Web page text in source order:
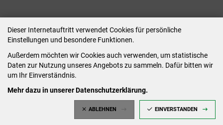
Dieser Internetauftritt verwendet Cookies für persönliche
Einstellungen und besondere Funktionen.
Außerdem möchten wir Cookies auch verwenden, um statistische
Daten zur Nutzung unseres Angebots zu sammeln. Dafür bitten wir
um Ihr Einverständnis.
Mehr dazu in unserer Datenschutzerklärung.
ABLEHNEN EINVERSTANDEN
Montag: 09:00-12:00 /14:00-15:00 Uhr
Dienstag: 09:00-12:00 /14:00-16:00 Uhr
Mittwoch: 09:00 - 12:00 Uhr (nach vorheriger
Donnerstag: 09:00-12:00 /14:00-18:00 Uhr
Freitag: 09:00-12:00 Uhr